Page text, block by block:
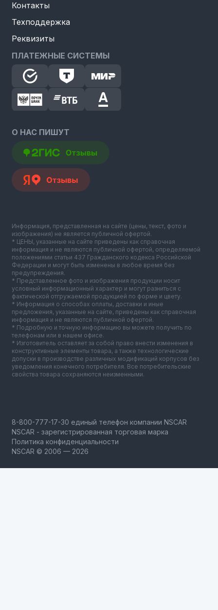
Контакты
Техподдержка
Реквизиты
ПЛАТЕЖНЫЕ СИСТЕМЫ
О НАС ПИШУТ
Информация, представленная на сайте (цены, текст, фото и
изображения) не является публичной офертой.
* ЦЕНЫ, указанные на сайте приведены как справочная
информация и не являются публичной офертой, определяемой
положениями статьи 437 Гражданского кодекса Российской
Федерации и могут быть изменены в любое время без
предупреждения.
* Представленное фото и изображения продукции носит
условный информационный характер и могут разниться с
фактической отгружаемой продукцией по форме и цвету.
* Информация о способах оплаты, доставки и иные
предложения, указанные на сайте, приведены как справочная
информация и не являются публичной офертой.
* Подробную и точную информацию вы можете получить по
телефонам или в нашем офисе.
* Изготовитель оставляет за собой право внести изменения в
конструктивные элементы товара, а также технологические
допуски в производстве различных модификаций корпусов без
уведомления конечного потребителя. Все потребительские
свойства товара сохраняются неизменными.
NSCAR - зарегистрированная торговая марка
Политика конфиденциальности
NSCAR © 2006 — 2026